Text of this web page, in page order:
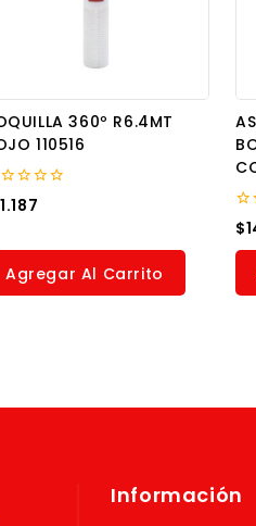
360º R6.4MT
110516
Agregar Al Carrito
0
of
$
Información